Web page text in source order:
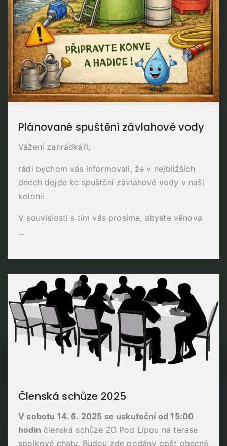
Plánované spuštění závlahové vody
Vážení zahrádkáři,
rádi bychom vás informovali, že v nejbližších
dnech dojde ke spuštění závlahové vody v naší
kolonii.
V souvislosti s tím vás prosíme, abyste věnova
...
Členská schůze 2025
V sobotu 14. 6. 2025 se uskuteční od 15:00
hodin členská schůze ZO Pod Lípou na terase
spolkové chaty. Budou zde podány opět obecné